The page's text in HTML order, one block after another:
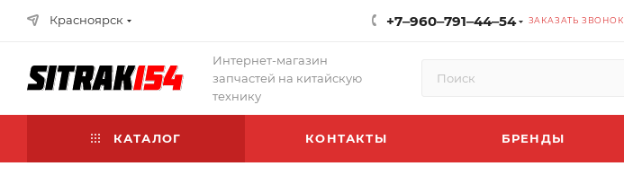
Красноярск +7‒960‒791‒44‒54 ЗАКАЗАТЬ ЗВОНОК
Интернет-магазин
запчастей на китайскую
технику
КАТАЛОГ КОНТАКТЫ БРЕНДЫ